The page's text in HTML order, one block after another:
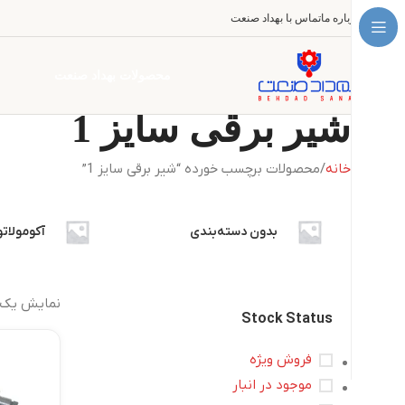
درباره ماتماس با بهداد صنعت
شیر برقی سایز 1
خانه محصولات برچسب خورده “شیر برقی سایز 1”
بدون دسته‌بندی
Stock Status
فروش ویژه
موجود در انبار
نمایش